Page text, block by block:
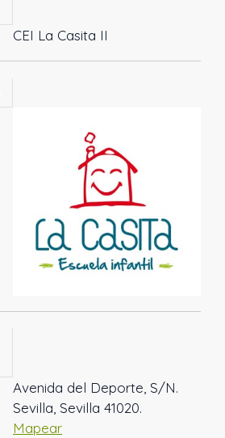
CEI La Casita II
Avenida del Deporte, S/N.
Sevilla, Sevilla 41020.
Mapear